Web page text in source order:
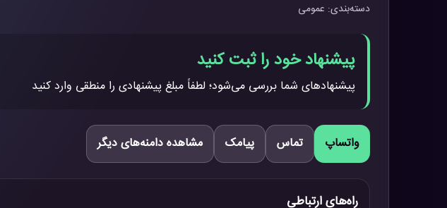
دسته‌بندی: عمومی
پیشنهاد خود را ثبت کنید
پیشنهادهای شما بررسی می‌شود؛ لطفاً مبلغ پیشنهادی را منطقی وارد کنید
واتساپ تماس پیامک مشاهده دامنه‌های دیگر
راه‌های ارتباطی